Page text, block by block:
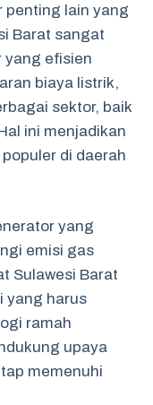
penting lain yang
Barat sangat
yang efisien
biaya listrik,
sektor, baik
ini menjadikan
di daerah
yang
emisi gas
Sulawesi Barat
yang harus
ramah
upaya
memenuhi